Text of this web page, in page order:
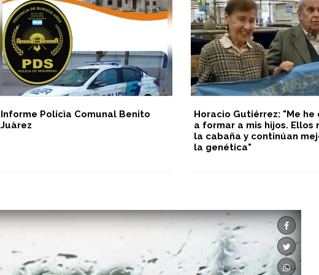
Informe Policìa Comunal Benito
Juàrez
Horacio Gutiérrez: "Me he
a formar a mis hijos. Ellos
la cabaña y continúan
la genética"